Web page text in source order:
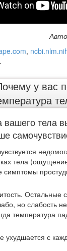
,
.
у вас
вашего тела
тела
симптомы
Остальные
но слабость не
температура
ухудшается с